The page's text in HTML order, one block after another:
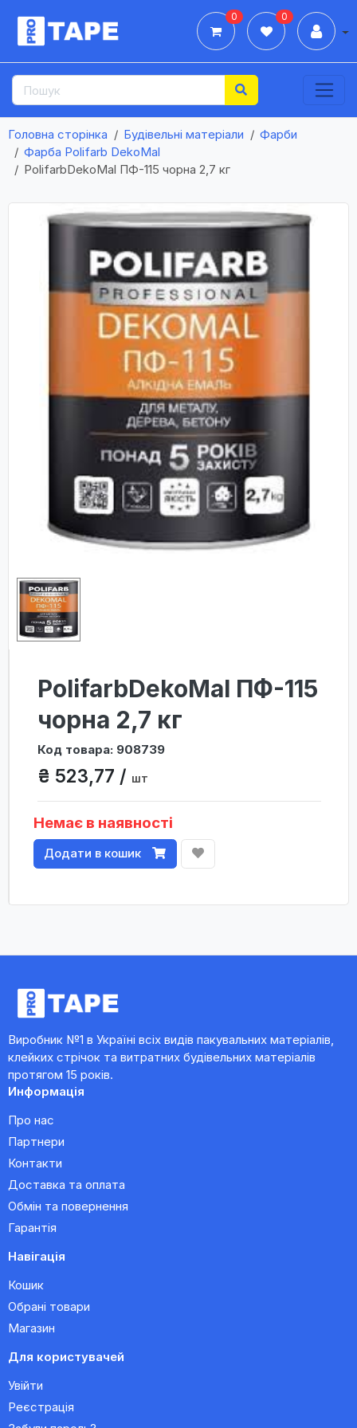
0 0
Головна сторінка Будівельні матеріали
Фарби
Фарба Polifarb DekoMal
PolifarbDekoMal ПФ-115 чорна 2,7 кг
PolifarbDekoMal ПФ-115
чорна 2,7 кг
Код товара: 908739
₴ 523,77 / шт
Немає в наявності
Додати в кошик
Виробник №1 в Україні всіх видів пакувальних матеріалів,
клейких стрічок та витратних будівельних матеріалів
протягом 15 років.
Информація
Про нас
Партнери
Контакти
Доставка та оплата
Обмін та повернення
Гарантія
Навігація
Кошик
Обрані товари
Магазин
Для користувачей
Увійти
Реєстрація